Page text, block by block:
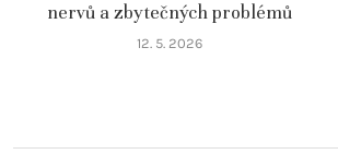
nervů a zbytečných problémů
12. 5. 2026